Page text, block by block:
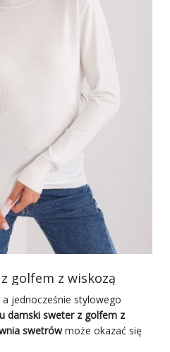
rozwiązań do
jak i bardziej
jakości materiałów,
wygląd, ale również
dzień.
BELLA wyróżnia się
kieszeniami oraz
fasonem. Jest to idealny
gdy potrzebujemy dodatkowej
zimnem, ale również
dodaje klasy i …
golfem z wiskozą
a jednocześnie stylowego
damski sweter z golfem z
swetrówmoże okazać się